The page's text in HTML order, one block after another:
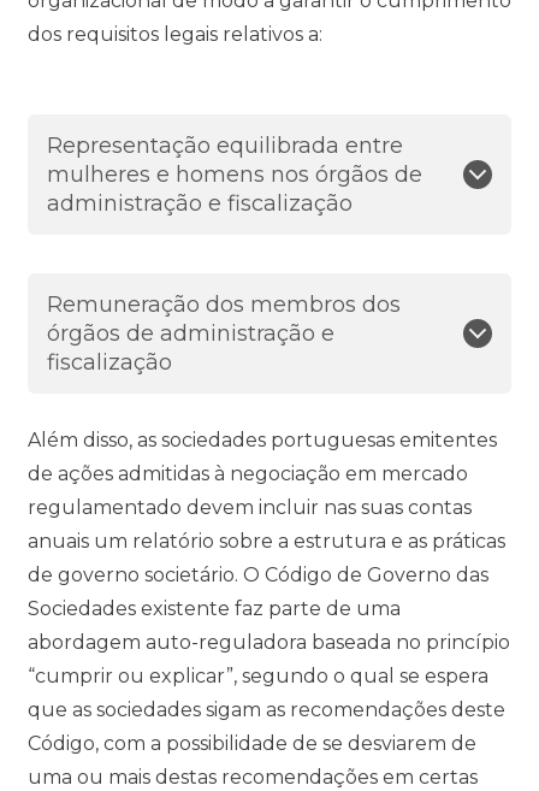
dos requisitos legais relativos a:
Representação equilibrada entre
mulheres e homens nos órgãos de
administração e fiscalização
Remuneração dos membros dos
órgãos de administração e
fiscalização
Além disso, as sociedades portuguesas emitentes
de ações admitidas à negociação em mercado
regulamentado devem incluir nas suas contas
anuais um relatório sobre a estrutura e as práticas
de governo societário. O Código de Governo das
Sociedades existente faz parte de uma
abordagem auto-reguladora baseada no princípio
“cumprir ou explicar”, segundo o qual se espera
que as sociedades sigam as recomendações deste
Código, com a possibilidade de se desviarem de
uma ou mais destas recomendações em certas